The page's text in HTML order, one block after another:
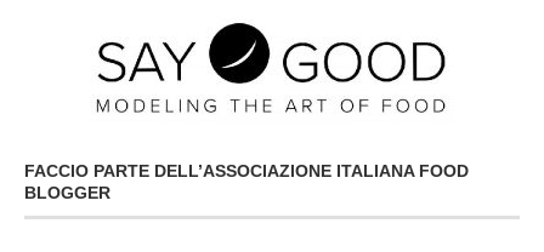
FACCIO PARTE DELL’ASSOCIAZIONE ITALIANA FOOD
BLOGGER